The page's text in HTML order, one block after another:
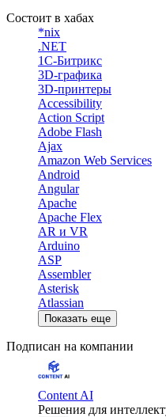
Состоит в хабах
*nix
.NET
1С-Битрикс
3D-графика
3D-принтеры
Accessibility
Action Script
Adobe Flash
Ajax
Amazon Web Services
Android
Angular
Apache
Apache Flex
AR и VR
Arduino
ASP
Assembler
Asterisk
Atlassian
Показать еще
Подписан на компании
Content AI
Решения для